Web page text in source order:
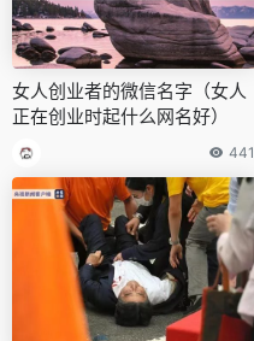
女人创业者的微信名字（女人
正在创业时起什么网名好）
441